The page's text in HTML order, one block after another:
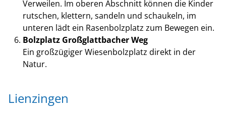
Verweilen. Im oberen Abschnitt können die Kinder
rutschen, klettern, sandeln und schaukeln, im
unteren lädt ein Rasenbolzplatz zum Bewegen ein.
Bolzplatz Großglattbacher Weg
Ein großzügiger Wiesenbolzplatz direkt in der
Natur.
Lienzingen